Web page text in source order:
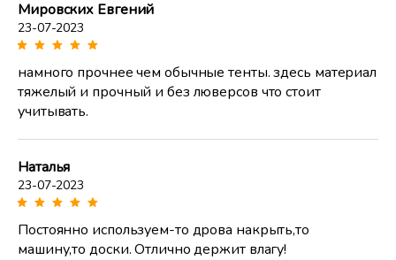
Мировских Евгений
23-07-2023
намного прочнее чем обычные тенты. здесь материал
тяжелый и прочный и без люверсов что стоит
учитывать.
Наталья
23-07-2023
Постоянно используем-то дрова накрыть,то
машину,то доски. Отлично держит влагу!